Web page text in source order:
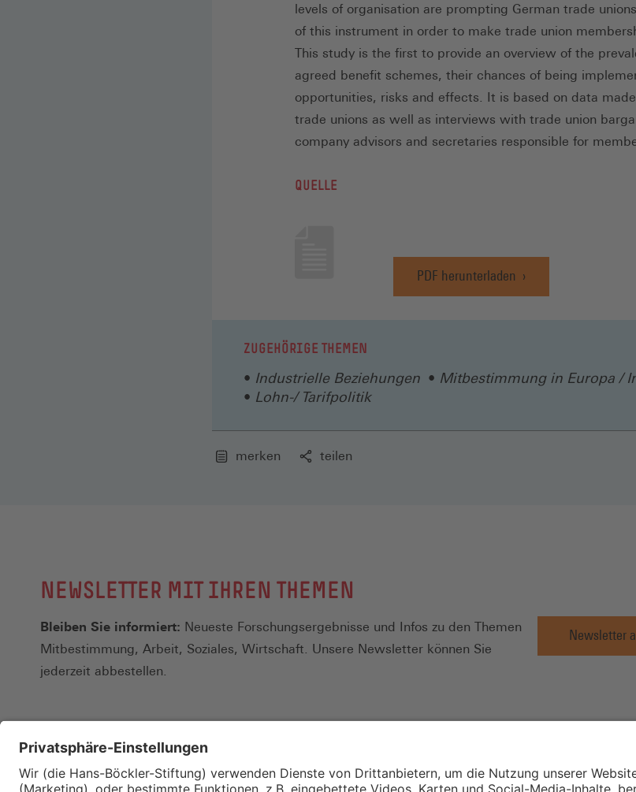
levels of organisation are prompting German trade
of this instrument in order to make trade union
This study is the first to provide an overview of the
agreed benefit schemes, their chances of being
opportunities, risks and effects. It is based on data
trade unions as well as interviews with trade union
company advisors and secretaries responsible for
QUELLE
PDF herunterladen
(Öffnet
in
ZUGEHÖRIGE THEMEN
Industrielle Beziehungen
Mitbestimmung in Europa /
Lohn-/ Tarifpolitik
merken teilen
NEWSLETTER MIT IHREN THEMEN
Bleiben Sie informiert: Neueste Forschungsergebnisse und Infos zu den Themen
Mitbestimmung, Arbeit, Soziales, Wirtschaft. Unsere Newsletter können Sie
jederzeit abbestellen.
Newsletter